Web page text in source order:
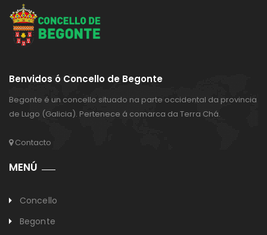
Benvidos ó Concello de Begonte
Begonte é un concello situado na parte occidental da provincia
de Lugo (Galicia). Pertenece á comarca da Terra Chá.
Contacto
MENÚ
Concello
Begonte